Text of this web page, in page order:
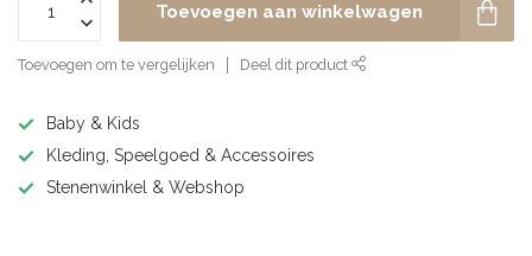
Toevoegen aan winkelwagen
Toevoegen om te vergelijken Deel dit product
Baby & Kids
Kleding, Speelgoed & Accessoires
Stenenwinkel & Webshop